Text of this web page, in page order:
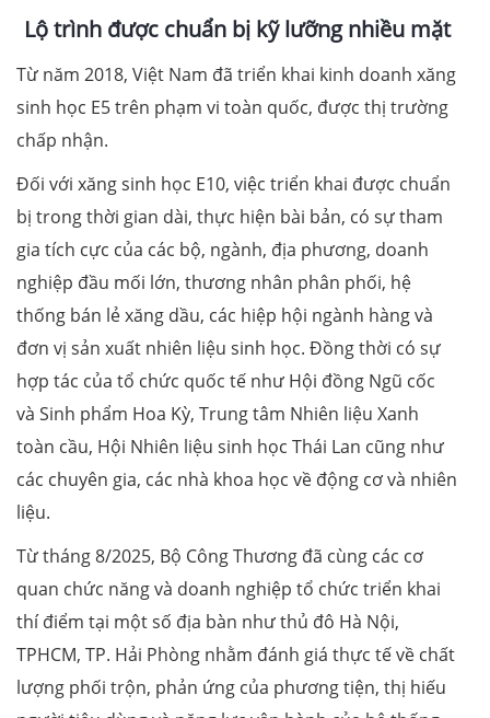
Lộ trình được chuẩn bị kỹ lưỡng nhiều mặt
Từ năm 2018, Việt Nam đã triển khai kinh doanh xăng
sinh học E5 trên phạm vi toàn quốc, được thị trường
chấp nhận.
Đối với xăng sinh học E10, việc triển khai được chuẩn
bị trong thời gian dài, thực hiện bài bản, có sự tham
gia tích cực của các bộ, ngành, địa phương, doanh
nghiệp đầu mối lớn, thương nhân phân phối, hệ
thống bán lẻ xăng dầu, các hiệp hội ngành hàng và
đơn vị sản xuất nhiên liệu sinh học. Đồng thời có sự
hợp tác của tổ chức quốc tế như Hội đồng Ngũ cốc
và Sinh phẩm Hoa Kỳ, Trung tâm Nhiên liệu Xanh
toàn cầu, Hội Nhiên liệu sinh học Thái Lan cũng như
các chuyên gia, các nhà khoa học về động cơ và nhiên
liệu.
Từ tháng 8/2025, Bộ Công Thương đã cùng các cơ
quan chức năng và doanh nghiệp tổ chức triển khai
thí điểm tại một số địa bàn như thủ đô Hà Nội,
TPHCM, TP. Hải Phòng nhằm đánh giá thực tế về chất
lượng phối trộn, phản ứng của phương tiện, thị hiếu